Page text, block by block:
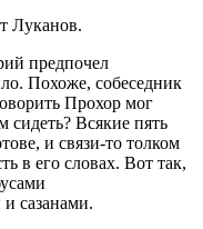
Луканов.
предпочел
Похоже, собеседник
Прохор мог
Всякие пять
и связи-то толком
в его словах. Вот так,
сазанами.